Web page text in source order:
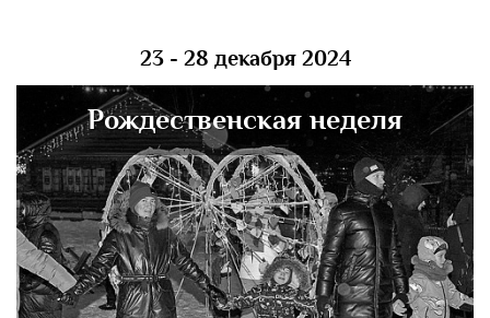
23 - 28 декабря 2024
Рождественская неделя